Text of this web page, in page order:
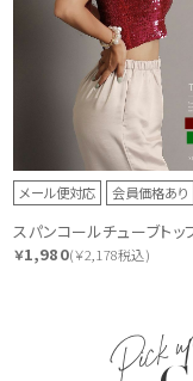
メール便対応 会員価格あり
スパンコールチューブトッ
￥1,980(￥2,178税込)
Pick